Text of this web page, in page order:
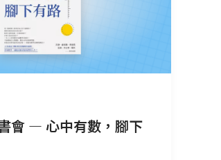
會 — 心中有數，腳下